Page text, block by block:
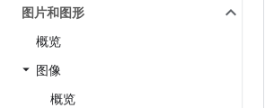
图片和图形
概览
图像
概览